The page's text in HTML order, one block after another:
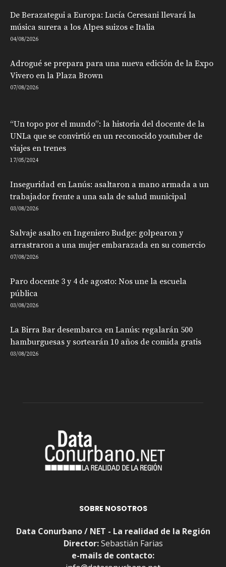
De Berazategui a Europa: Lucía Ceresani llevará la
música surera a los Alpes suizos e Italia
04/08/2026
Adrogué se prepara para una nueva edición de la Expo
Vivero en la Plaza Brown
07/08/2026
“Un topo por el mundo”: la historia del docente de la
UNLa que se convirtió en un reconocido youtuber de
viajes en trenes
17/05/2024
Inseguridad en Lanús: asaltaron a mano armada a un
trabajador frente a una sala de salud municipal
03/08/2026
Salvaje asalto en Ingeniero Budge: golpearon y
arrastraron a una mujer embarazada en su comercio
07/08/2026
Paro docente 3 y 4 de agosto: Nos une la escuela
pública
03/08/2026
La Birra Bar desembarca en Lanús: regalarán 500
hamburguesas y sortearán 10 años de comida gratis
03/08/2026
SOBRE NOSOTROS
Data Conurbano / NET - La realidad de la Región
Director:Sebastián Farias
e-mails de contacto: